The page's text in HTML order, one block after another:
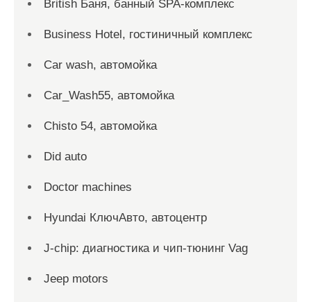
British Баня, банный SPA-комплекс
Business Hotel, гостиничный комплекс
Car wash, автомойка
Car_Wash55, автомойка
Chisto 54, автомойка
Did auto
Doctor machines
Hyundai КлючАвто, автоцентр
J-chip: диагностика и чип-тюнинг Vag
Jeep motors